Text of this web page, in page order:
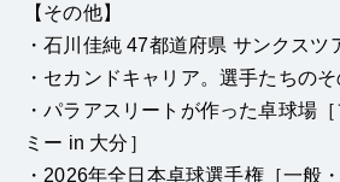
【その他】
・石川佳純 47都道府県 サンクスツ
・セカンドキャリア。選手たちのそ
・パラアスリートが作った卓球場
ミー in 大分］
・2026年全日本卓球選手権［一般